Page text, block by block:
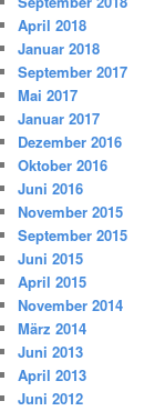
April 2018
Januar 2018
September 2017
Mai 2017
Januar 2017
Dezember 2016
Oktober 2016
Juni 2016
November 2015
September 2015
Juni 2015
April 2015
November 2014
März 2014
Juni 2013
April 2013
Juni 2012